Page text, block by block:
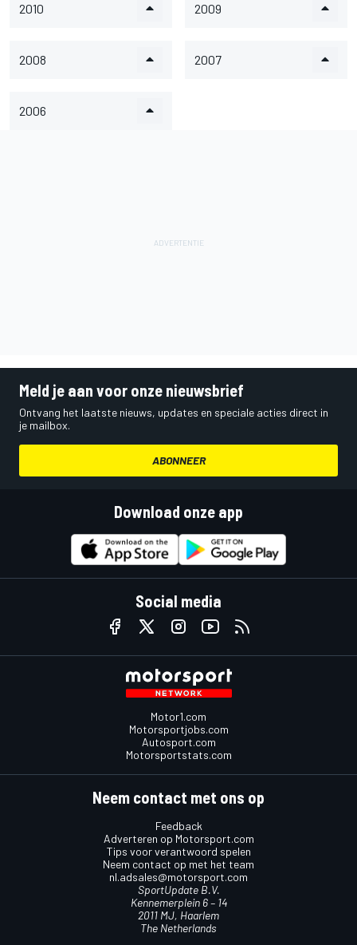
2010 2009
2008 2007
2006
Meld je aan voor onze nieuwsbrief
Ontvang het laatste nieuws, updates en speciale acties direct in
je mailbox.
ABONNEER
Download onze app
Social media
Motor1.com
Motorsportjobs.com
Autosport.com
Motorsportstats.com
Neem contact met ons op
Feedback
Adverteren op Motorsport.com
Tips voor verantwoord spelen
Neem contact op met het team
nl.adsales@motorsport.com
SportUpdate B.V.
Kennemerplein 6 – 14
2011 MJ, Haarlem
The Netherlands